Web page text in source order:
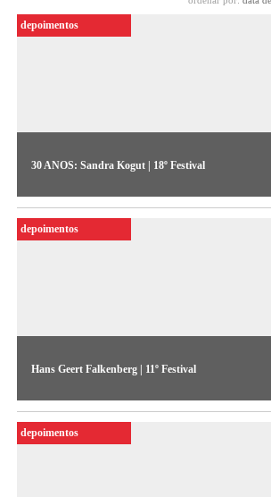
30 ANOS: Sandra Kogut | 18º Festival
A artista premiada no Festival de 1996 remonta
memórias sobre os primórdios do video, nos
papel do Videobrasil e a oportunidade de
depoimentos
Hans Geert Falkenberg | 11º Festival
Hans Falkenberg fala sobre o projeto Input 98,
organização internacional sem fins lucrativos
objetivo divulgar a produção independente por
depoimentos
depoimentos